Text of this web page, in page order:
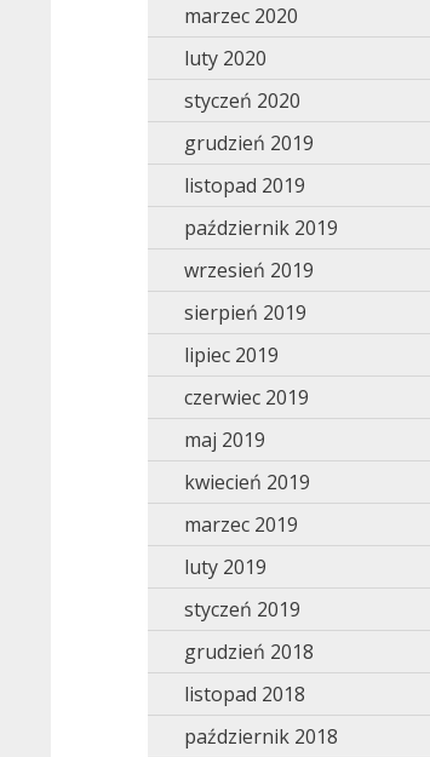
marzec 2020
luty 2020
styczeń 2020
grudzień 2019
listopad 2019
październik 2019
wrzesień 2019
sierpień 2019
lipiec 2019
czerwiec 2019
maj 2019
kwiecień 2019
marzec 2019
luty 2019
styczeń 2019
grudzień 2018
listopad 2018
październik 2018